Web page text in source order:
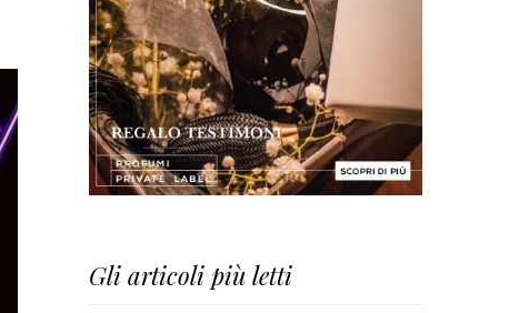
Gli articoli più letti